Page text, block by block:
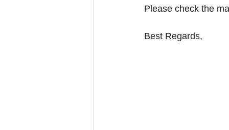
Please check the
Best Regards,